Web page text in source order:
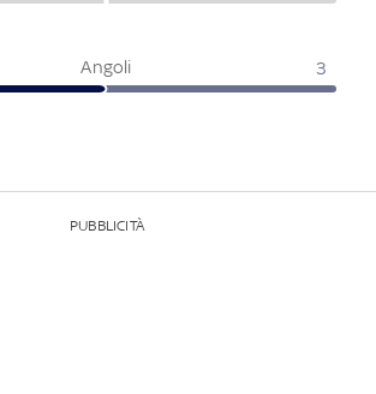
Angoli 3
PUBBLICITÀ